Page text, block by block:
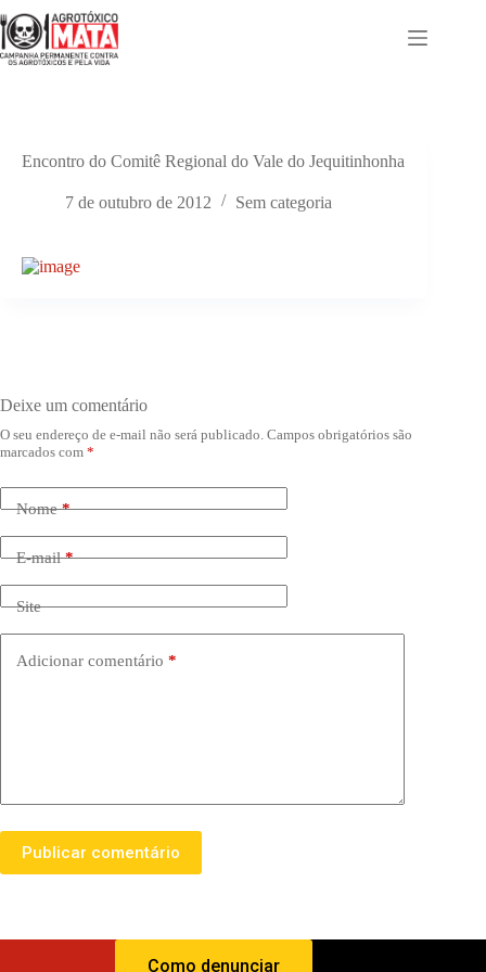
para
o
conteúdo
Encontro do Comitê Regional do Vale do Jequitinhonha
7 de outubro de 2012 Sem categoria
Deixe um comentário
O seu endereço de e-mail não será publicado. Campos obrigatórios são
marcados com *
Nome*
E-mail*
Site
Adicionar comentário *
Publicar comentário
Como denunciar